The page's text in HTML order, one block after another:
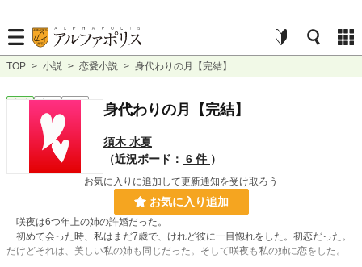
TOP > 小説 > 恋愛小説 > 身代わりの月【完結】
完結 短編 身代わりの月【完結】
須木 水夏
（近況ボード： 6 件 ）
お気に入りに追加して更新通知を受け取ろう
お気に入り追加
咲夜は6つ年上の姉の許婚だった。
初めて会った時、私はまだ7歳で、けれど彼に一目惚れをした。初恋だった。
だけどそれは、美しい私の姉も同じだった。そして咲夜も私の姉に恋をした。